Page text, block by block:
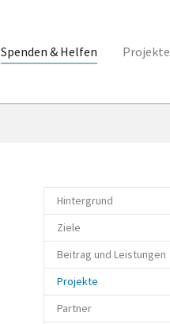
Spenden & Helfen Projekte
Hintergrund
Ziele
Beitrag und Leistungen
Projekte
Partner